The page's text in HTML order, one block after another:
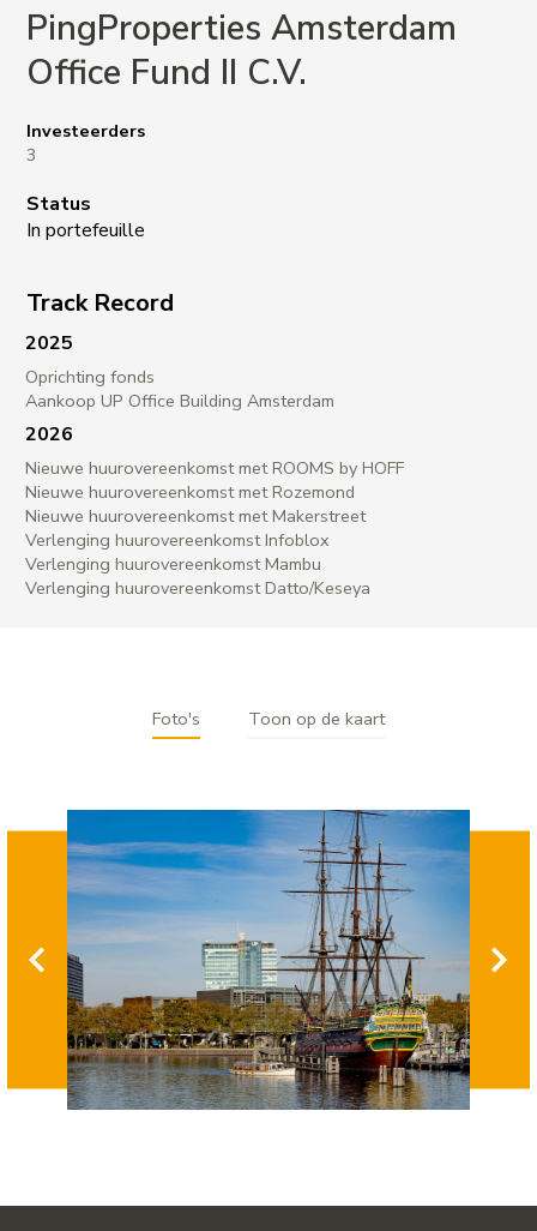
PingProperties Amsterdam
Office Fund II C.V.
Investeerders
3
Status
In portefeuille
Track Record
2025
Oprichting fonds
Aankoop UP Office Building Amsterdam
2026
Nieuwe huurovereenkomst met ROOMS by HOFF
Nieuwe huurovereenkomst met Rozemond
Nieuwe huurovereenkomst met Makerstreet
Verlenging huurovereenkomst Infoblox
Verlenging huurovereenkomst Mambu
Verlenging huurovereenkomst Datto/Keseya
Foto's Toon op de kaart